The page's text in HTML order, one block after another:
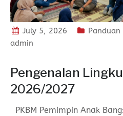
July 5, 2026 Panduan
admin
Pengenalan
2026/2027
PKBM Pemimpin Anak